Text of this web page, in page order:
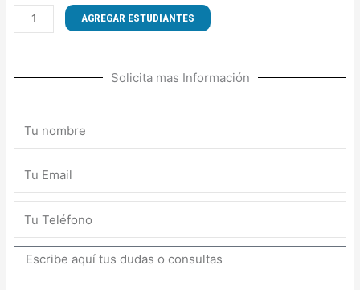
CURSO
DE
cantidad
AGREGAR ESTUDIANTES
Solicita mas Información
Mensaje